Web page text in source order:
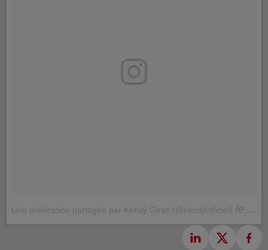
Une publication partagée par Kendji Girac (@kendjiofficiel) le 10